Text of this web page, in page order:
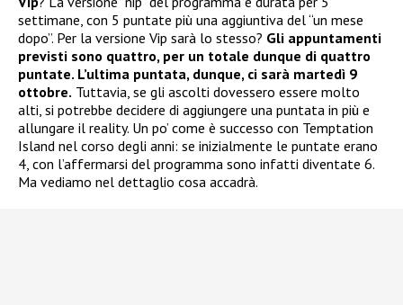
settimane, con 5 puntate più una aggiuntiva del “un mese
dopo”. Per la versione Vip sarà lo stesso? Gli appuntamenti
previsti sono quattro, per un totale dunque di quattro
puntate. L’ultima puntata, dunque, ci sarà martedì 9
ottobre. Tuttavia, se gli ascolti dovessero essere molto
alti, si potrebbe decidere di aggiungere una puntata in più e
allungare il reality. Un po’ come è successo con Temptation
Island nel corso degli anni: se inizialmente le puntate erano
4, con l’affermarsi del programma sono infatti diventate 6.
Ma vediamo nel dettaglio cosa accadrà.